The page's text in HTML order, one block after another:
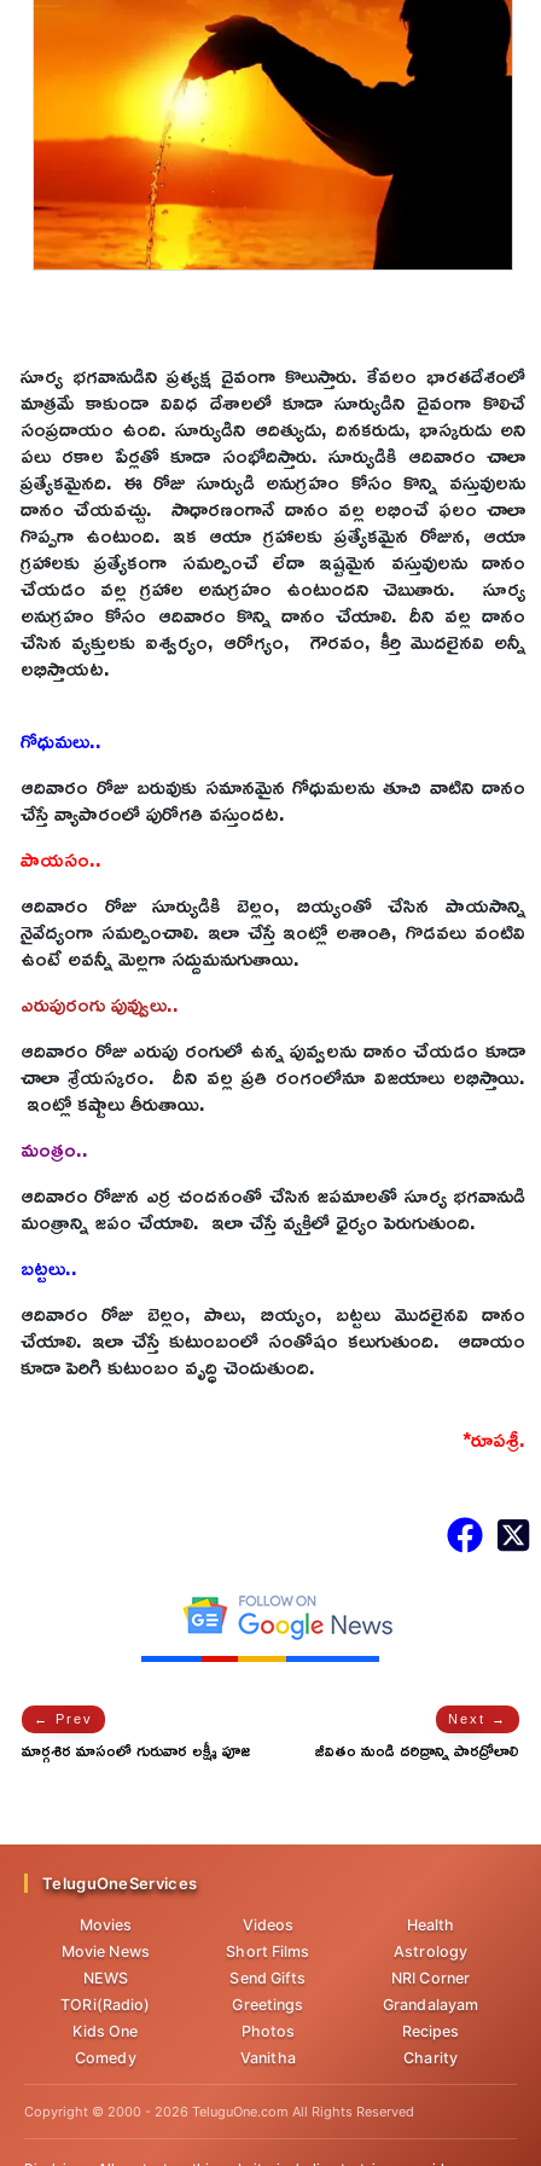
సూర్య భగవానుడిని ప్రత్యక్ష దైవంగా కొలుస్తారు. కేవలం భారతదేశంలో
మాత్రమే కాకుండా వివిధ దేశాలలో కూడా సూర్యుడిని దైవంగా కొలిచే
సంప్రదాయం ఉంది. సూర్యుడిని ఆదిత్యుడు, దినకరుడు, భాస్కరుడు అని
పలు రకాల పేర్లతో కూడా సంభోదిస్తారు. సూర్యుడికి ఆదివారం చాలా
ప్రత్యేకమైనది. ఈ రోజు సూర్యుడి అనుగ్రహం కోసం కొన్ని వస్తువులను
దానం చేయవచ్చు. సాధారణంగానే దానం వల్ల లభించే ఫలం చాలా
గొప్పగా ఉంటుంది. ఇక ఆయా గ్రహాలకు ప్రత్యేకమైన రోజున, ఆయా
గ్రహాలకు ప్రత్యేకంగా సమర్పించే లేదా ఇష్టమైన వస్తువులను దానం
చేయడం వల్ల గ్రహాల అనుగ్రహం ఉంటుందని చెబుతారు. సూర్య
అనుగ్రహం కోసం ఆదివారం కొన్ని దానం చేయాలి. దీని వల్ల దానం
చేసిన వ్యక్తులకు ఐశ్వర్యం, ఆరోగ్యం, గౌరవం, కీర్తి మొదలైనవి అన్నీ
లభిస్తాయట.
గోధుమలు..
ఆదివారం రోజు బరువుకు సమానమైన గోధుమలను తూచి వాటిని దానం
చేస్తే వ్యాపారంలో పురోగతి వస్తుందట.
పాయసం..
ఆదివారం రోజు సూర్యుడికి బెల్లం, బియ్యంతో చేసిన పాయసాన్ని
నైవేద్యంగా సమర్పించాలి. ఇలా చేస్తే ఇంట్లో అశాంతి, గొడవలు వంటివి
ఉంటే అవన్నీ మెల్లగా సద్దుమనుగుతాయి.
ఎరుపురంగు పువ్వులు..
ఆదివారం రోజు ఎరుపు రంగులో ఉన్న పువ్వలను దానం చేయడం కూడా
చాలా శ్రేయస్కరం. దీని వల్ల ప్రతి రంగంలోనూ విజయాలు లభిస్తాయి.
ఇంట్లో కష్టాలు తీరుతాయి.
మంత్రం..
ఆదివారం రోజున ఎర్ర చందనంతో చేసిన జపమాలతో సూర్య భగవానుడి
మంత్రాన్ని జపం చేయాలి. ఇలా చేస్తే వ్యక్తిలో ధైర్యం పెరుగుతుంది.
బట్టలు..
ఆదివారం రోజు బెల్లం, పాలు, బియ్యం, బట్టలు మొదలైనవి దానం
చేయాలి. ఇలా చేస్తే కుటుంబంలో సంతోషం కలుగుతుంది. ఆదాయం
కూడా పెరిగి కుటుంబం వృద్ధి చెందుతుంది.
*రూపశ్రీ.
← Prev
మార్గశిర మాసంలో గురువార లక్ష్మీ పూజ
Next →
జీవితం నుండి దరిద్రాన్ని పారద్రోలాలి
TeluguOneServices
Movies
Movie News
NEWS
TORi(Radio)
Kids One
Comedy
Videos
Short Films
Send Gifts
Greetings
Photos
Vanitha
Health
Astrology
NRI Corner
Grandalayam
Recipes
Charity
Copyright © 2000 - 2026 TeluguOne.com All Rights Reserved